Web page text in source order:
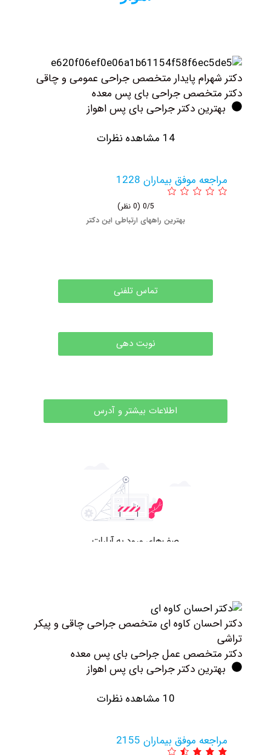
شهرام پایدار متخصص جراحی عمومی و چاقی
متخصص جراحی بای پس معده
بهترین دکتر جراحی بای پس اهواز
مراجعه موفق بیماران 1228
بهترین راههای ارتباطی این دکتر
تماس تلفنی
نوبت دهی
اطلاعات بیشتر و آدرس
احسان کاوه ای متخصص جراحی چاقی و پیکر
متخصص عمل جراحی بای پس معده
بهترین دکتر جراحی بای پس اهواز
مراجعه موفق بیماران 2155